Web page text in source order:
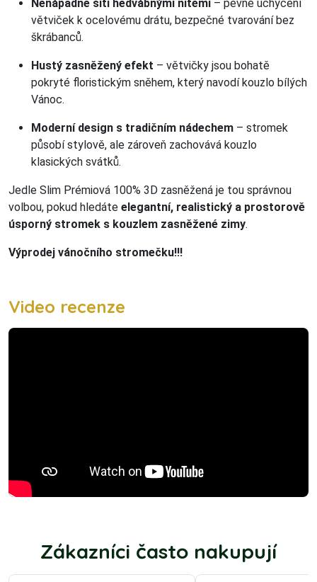
Nenápadné šití hedvábnými nitěmi – pevné uchycení
větviček k ocelovému drátu, bezpečné tvarování bez
škrábanců.
Hustý zasněžený efekt – větvičky jsou bohatě
pokryté floristickým sněhem, který navodí kouzlo bílých
Vánoc.
Moderní design s tradičním nádechem – stromek
působí stylově, ale zároveň zachovává kouzlo
klasických svátků.
Jedle Slim Prémiová 100% 3D zasněžená je tou správnou
volbou, pokud hledáte elegantní, realistický a prostorově
úsporný stromek s kouzlem zasněžené zimy.
Výprodej vánočního stromečku!!!
Video recenze
Zákazníci často nakupují